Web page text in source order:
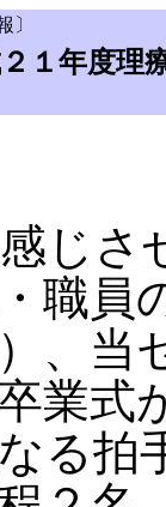
〕
１年度理
じさ
職員
、当
業式
る拍